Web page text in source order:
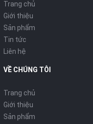
Trang chủ
Giới thiệu
Sản phẩm
Tin tức
Liên hệ
VỀ CHÚNG TÔI
Trang chủ
Giới thiệu
Sản phẩm